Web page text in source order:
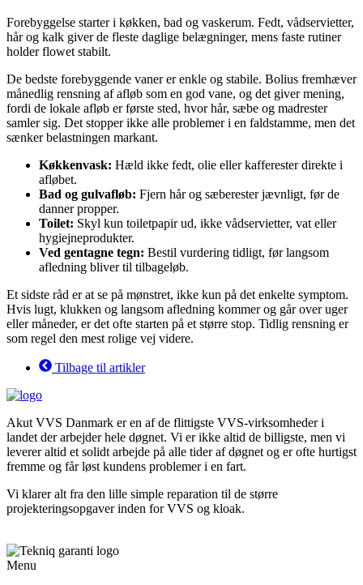
Forebyggelse starter i køkken, bad og vaskerum. Fedt, vådservietter,
hår og kalk giver de fleste daglige belægninger, mens faste rutiner
holder flowet stabilt.
De bedste forebyggende vaner er enkle og stabile. Bolius fremhæver
månedlig rensning af afløb som en god vane, og det giver mening,
fordi de lokale afløb er første sted, hvor hår, sæbe og madrester
samler sig. Det stopper ikke alle problemer i en faldstamme, men det
sænker belastningen markant.
Køkkenvask: Hæld ikke fedt, olie eller kafferester direkte i
afløbet.
Bad og gulvafløb: Fjern hår og sæberester jævnligt, før de
danner propper.
Toilet: Skyl kun toiletpapir ud, ikke vådservietter, vat eller
hygiejneprodukter.
Ved gentagne tegn: Bestil vurdering tidligt, før langsom
afledning bliver til tilbageløb.
Et sidste råd er at se på mønstret, ikke kun på det enkelte symptom.
Hvis lugt, klukken og langsom afledning kommer og går over uger
eller måneder, er det ofte starten på et større stop. Tidlig rensning er
som regel den mest rolige vej videre.
Tilbage til artikler
Akut VVS Danmark er en af de flittigste VVS-virksomheder i
landet der arbejder hele døgnet. Vi er ikke altid de billigste, men vi
leverer altid et solidt arbejde på alle tider af døgnet og er ofte hurtigst
fremme og får løst kundens problemer i en fart.
Vi klarer alt fra den lille simple reparation til de større
projekteringsopgaver inden for VVS og kloak.
Menu